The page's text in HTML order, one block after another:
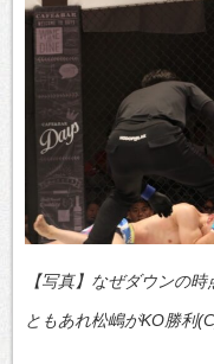
【写真】なぜダウンの
ともあれ松嶋がKO勝利